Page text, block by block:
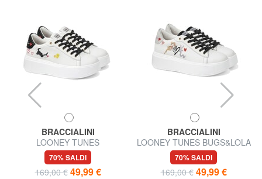
BRACCIALINI
LOONEY TUNES
TWEETY&SILVESTRO
Sneakers platform
70% SALDI
169,00 € 49,99 €
BRACCIALINI
LOONEY TUNES BUGS&LOLA
BUNNY Sneakers platform
70% SALDI
169,00 € 49,99 €